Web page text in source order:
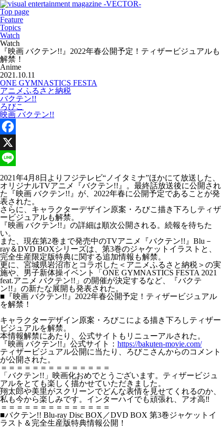
Top page
Feature
Topics
Watch
Watch
『映画 バクテン!!』2022年春公開予定！ティザービジュアルも
解禁！
Anime
2021.10.11
ONE GYMNASTICS FESTA
アニメふるさと納税
バクテン!!
ろびこ
映画 バクテン!!
Facebook
X
Line
2021年4月8日よりフジテレビ“ノイタミナ”ほかにて放送した、
オリジナルTVアニメ『バクテン!!』。最終話放送後に公開され
た『映画 バクテン!!』が、2022年春に公開予定であることが発
表された。
さらに、キャラクターデザイン原案・ろびこ描き下ろしティザ
ービジュアルも解禁。
『映画 バクテン!!』の詳細は順次公開される。続報を待ちた
い。
また、現在第2巻まで発売中のTVアニメ『バクテン!!』Blu－
ray＆DVD BOXシリーズは、第3巻のジャケットイラストと、
完全生産限定版特典に関する追加情報も解禁。
更に、宮城県岩沼市とコラボした＜アニメふるさと納税＞の実
施や、男子新体操イベント「ONE GYMNASTICS FESTA 2021
feat.アニメ バクテン!!」の開催が決定するなど、『バクテ
ン!!』の新たな展開も発表された。
■『映画 バクテン!!』2022年春公開予定！ティザービジュアル
を解禁！
キャラクターデザイン原案・ろびこによる描き下ろしティザー
ビジュアルを解禁。
本情報解禁にあたり、公式サイトもリニューアルされた。
『映画 バクテン!!』公式サイト： https://bakuten-movie.com/
ティザービジュアル公開に当たり、ろびこさんからのコメント
が公開された。
＝＝＝＝＝＝＝＝＝＝＝＝＝＝
「バクテン!!」映画化おめでとうございます。ティザービジュ
アルをとても楽しく描かせていただきました。
翔太郎や美里がスクリーンでどんな表情を見せてくれるのか、
私も今から楽しみです。インターハイでも頑張れ、アオ高‼
＝＝＝＝＝＝＝＝＝＝＝＝＝＝
■バクテン!! Blu-ray Disc BOX／DVD BOX 第3巻ジャケットイ
ラスト＆完全生産版特典情報公開！